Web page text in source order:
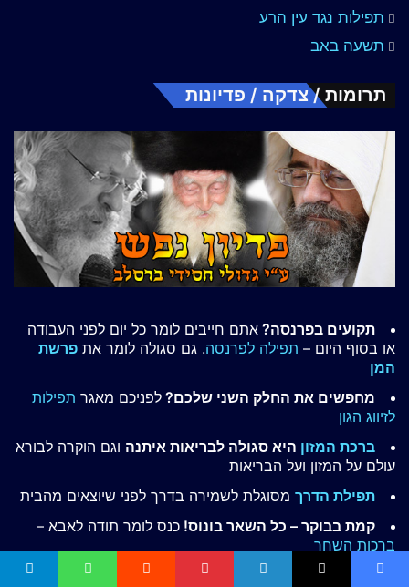
תפילות נגד עין הרע
תשעה באב
תרומות / צדקה / פדיונות
תקועים בפרנסה? אתם חייבים לומר כל יום לפני העבודה
או בסוף היום – תפילה לפרנסה. גם סגולה לומר את פרשת
המן
מחפשים את החלק השני שלכם? לפניכם מאגר תפילות
לזיווג הגון
ברכת המזון היא סגולה לבריאות איתנה וגם הוקרה לבורא
עולם על המזון ועל הבריאות
תפילת הדרך מסוגלת לשמירה בדרך לפני שיוצאים מהבית
קמת בבוקר – כל השאר בונוס! כנס לומר תודה לאבא –
ברכות השחר
תיקון הכללי
– מתקן ומחדש את הנפש!